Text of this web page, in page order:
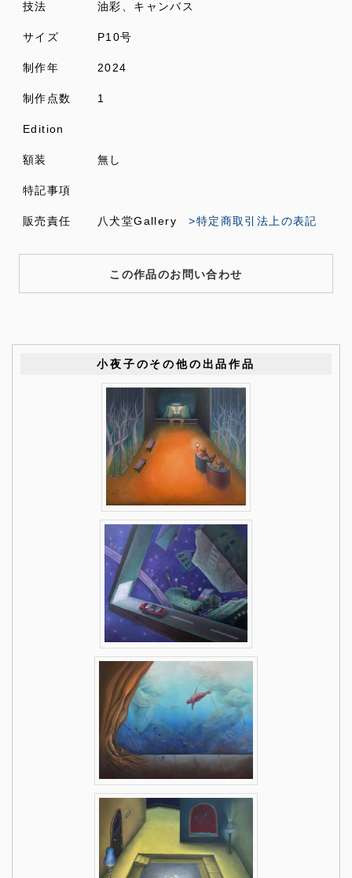
技法 油彩、キャンバス
サイズ P10号
制作年 2024
制作点数 1
Edition
額装 無し
特記事項
販売責任 八犬堂Gallery>特定商取引法上の表記
この作品のお問い合わせ
小夜子のその他の出品作品